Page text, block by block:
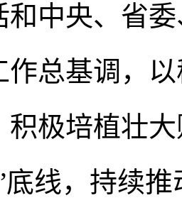
和中央、省
作总基调，
积极培植壮
底线，持续